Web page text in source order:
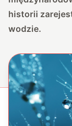
historii
wodzie.